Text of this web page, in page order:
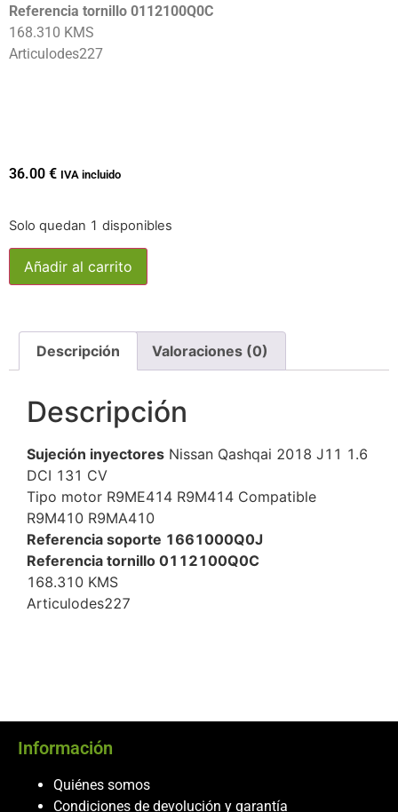
Referencia tornillo 0112100Q0C
168.310 KMS
Articulodes227
36.00 € IVA incluido
Solo quedan 1 disponibles
Añadir al carrito
Descripción Valoraciones (0)
Descripción
Sujeción inyectores Nissan Qashqai 2018 J11 1.6
DCI 131 CV
Tipo motor R9ME414 R9M414 Compatible
R9M410 R9MA410
Referencia soporte 1661000Q0J
Referencia tornillo 0112100Q0C
168.310 KMS
Articulodes227
Información
Quiénes somos
Condiciones de devolución y garantía